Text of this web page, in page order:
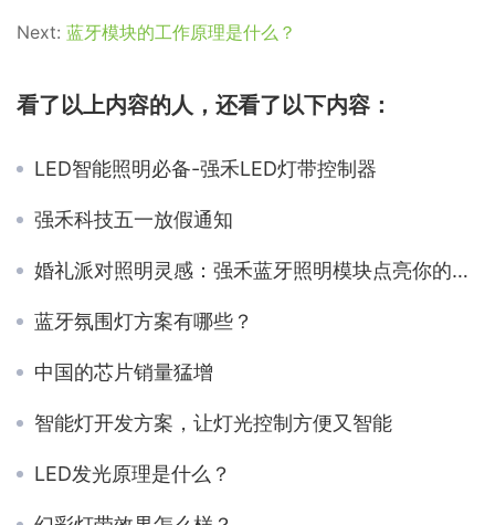
Next: 蓝牙模块的工作原理是什么？
看了以上内容的人，还看了以下内容：
LED智能照明必备-强禾LED灯带控制器
强禾科技五一放假通知
婚礼派对照明灵感：强禾蓝牙照明模块点亮你的特殊时刻
蓝牙氛围灯方案有哪些？
中国的芯片销量猛增
智能灯开发方案，让灯光控制方便又智能
LED发光原理是什么？